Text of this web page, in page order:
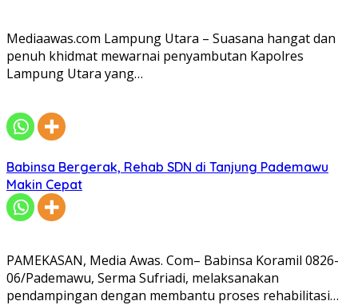
Mediaawas.com Lampung Utara – Suasana hangat dan
penuh khidmat mewarnai penyambutan Kapolres
Lampung Utara yang…
Babinsa Bergerak, Rehab SDN di Tanjung Pademawu
Makin Cepat
PAMEKASAN, Media Awas. Com– Babinsa Koramil 0826-
06/Pademawu, Serma Sufriadi, melaksanakan
pendampingan dengan membantu proses rehabilitasi…